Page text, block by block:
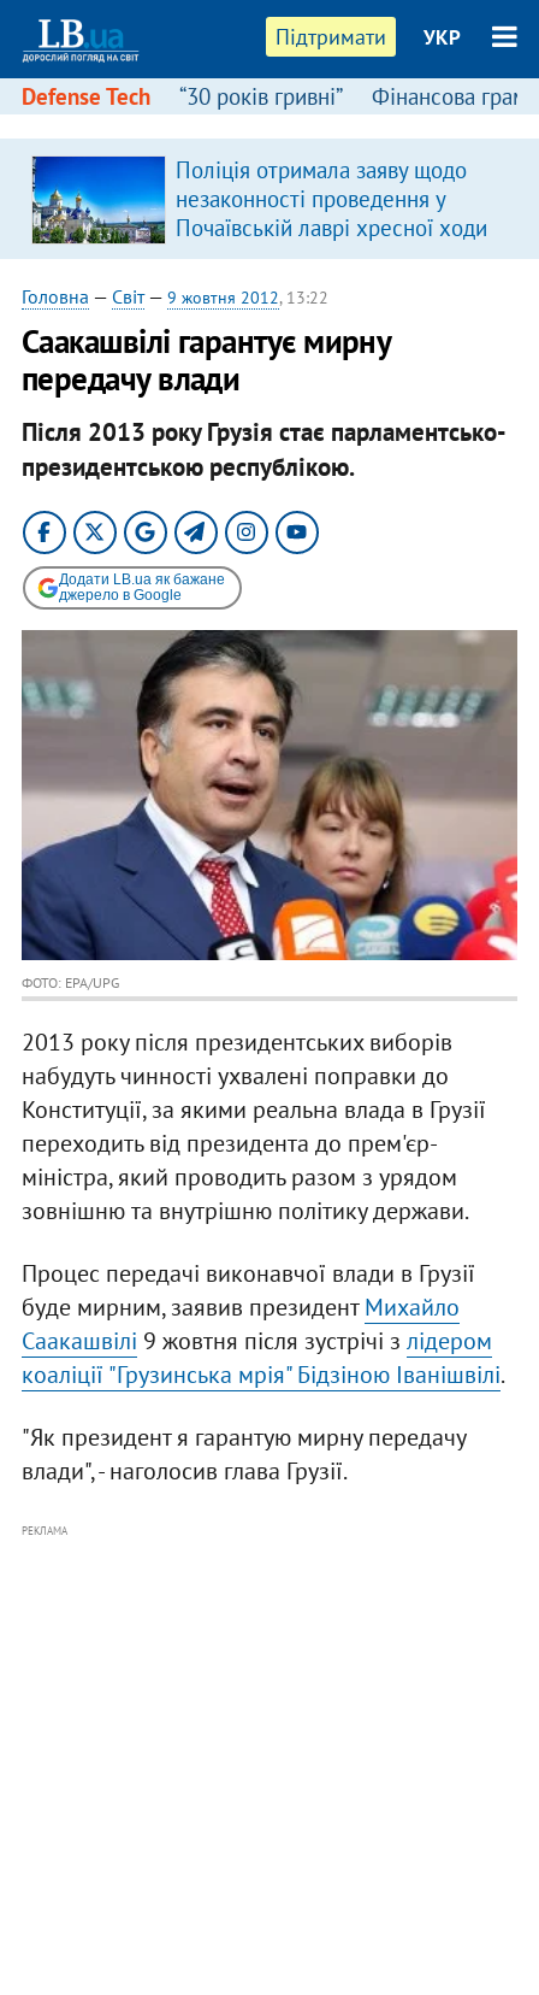
Підтримати УКР
Defense Tech “30 років гривні” Фінансова
Поліція отримала заяву щодо
незаконності проведення у
Почаївській лаврі хресної ходи
Головна — Світ— 9 жовтня 2012, 13:22
Саакашвілі гарантує мирну
передачу влади
Після 2013 року Грузія стає парламентсько-
президентською республікою.
Додати LB.ua як бажане
джерело в Google
ФОТО: EPA/UPG
2013 року після президентських виборів
набудуть чинності ухвалені поправки до
Конституції, за якими реальна влада в Грузії
переходить від президента до прем'єр-
міністра, який проводить разом з урядом
зовнішню та внутрішню політику держави.
Процес передачі виконавчої влади в Грузії
буде мирним, заявив президентМихайло
Саакашвілі 9 жовтня після зустрічі з лідером
коаліції "Грузинська мрія" Бідзіною Іванішвілі.
"Як президент я гарантую мирну передачу
влади", - наголосив глава Грузії.
РЕКЛАМА